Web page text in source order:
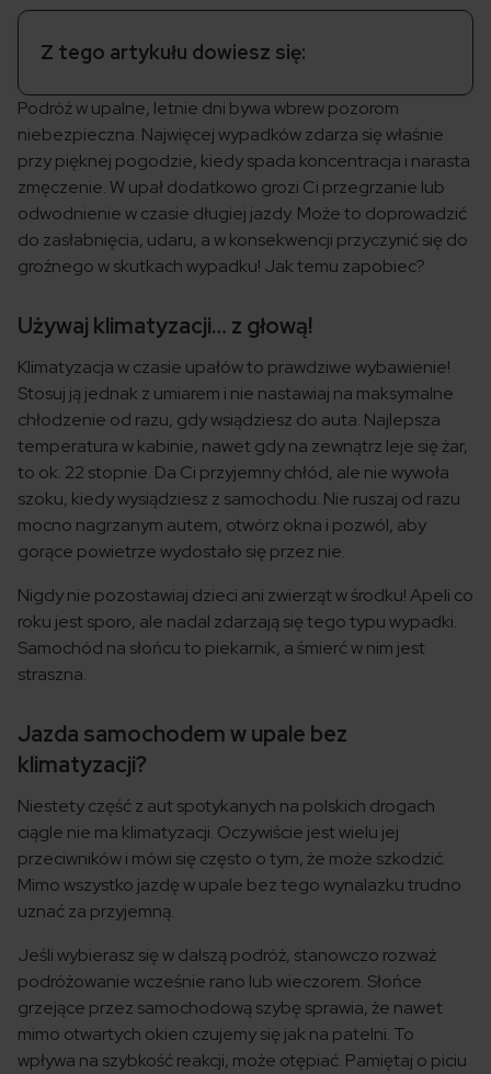
Z tego artykułu dowiesz się:
Podróż w upalne, letnie dni bywa wbrew pozorom
niebezpieczna. Najwięcej wypadków zdarza się właśnie
przy pięknej pogodzie, kiedy spada koncentracja i narasta
zmęczenie. W upał dodatkowo grozi Ci przegrzanie lub
odwodnienie w czasie długiej jazdy. Może to doprowadzić
do zasłabnięcia, udaru, a w konsekwencji przyczynić się do
groźnego w skutkach wypadku! Jak temu zapobiec?
Używaj klimatyzacji… z głową!
Klimatyzacja w czasie upałów to prawdziwe wybawienie!
Stosuj ją jednak z umiarem i nie nastawiaj na maksymalne
chłodzenie od razu, gdy wsiądziesz do auta. Najlepsza
temperatura w kabinie, nawet gdy na zewnątrz leje się żar,
to ok. 22 stopnie. Da Ci przyjemny chłód, ale nie wywoła
szoku, kiedy wysiądziesz z samochodu. Nie ruszaj od razu
mocno nagrzanym autem, otwórz okna i pozwól, aby
gorące powietrze wydostało się przez nie.
Nigdy nie pozostawiaj dzieci ani zwierząt w środku! Apeli co
roku jest sporo, ale nadal zdarzają się tego typu wypadki.
Samochód na słońcu to piekarnik, a śmierć w nim jest
straszna.
Jazda samochodem w upale bez
klimatyzacji?
Niestety część z aut spotykanych na polskich drogach
ciągle nie ma klimatyzacji. Oczywiście jest wielu jej
przeciwników i mówi się często o tym, że może szkodzić.
Mimo wszystko jazdę w upale bez tego wynalazku trudno
uznać za przyjemną.
Jeśli wybierasz się w dalszą podróż, stanowczo rozważ
podróżowanie wcześnie rano lub wieczorem. Słońce
grzejące przez samochodową szybę sprawia, że nawet
mimo otwartych okien czujemy się jak na patelni. To
wpływa na szybkość reakcji, może otępiać. Pamiętaj o piciu